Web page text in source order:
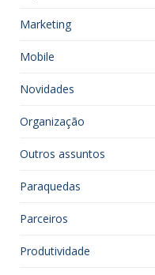
Marketing
Mobile
Novidades
Organização
Outros assuntos
Paraquedas
Parceiros
Produtividade